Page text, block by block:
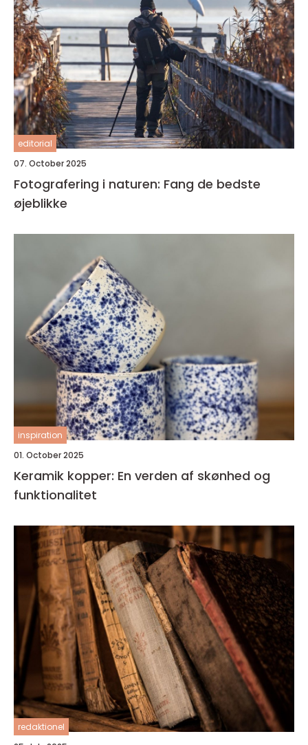
editorial
07. October 2025
Fotografering i naturen: Fang de bedste
øjeblikke
inspiration
01. October 2025
Keramik kopper: En verden af skønhed og
funktionalitet
redaktionel